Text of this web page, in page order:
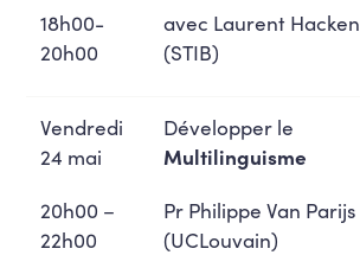
18h00-
20h00
avec Laurent Hacken
(STIB)
Vendredi
24 mai
20h00 –
22h00
Développer le
Multilinguisme
Pr Philippe Van Parijs
(UCLouvain)